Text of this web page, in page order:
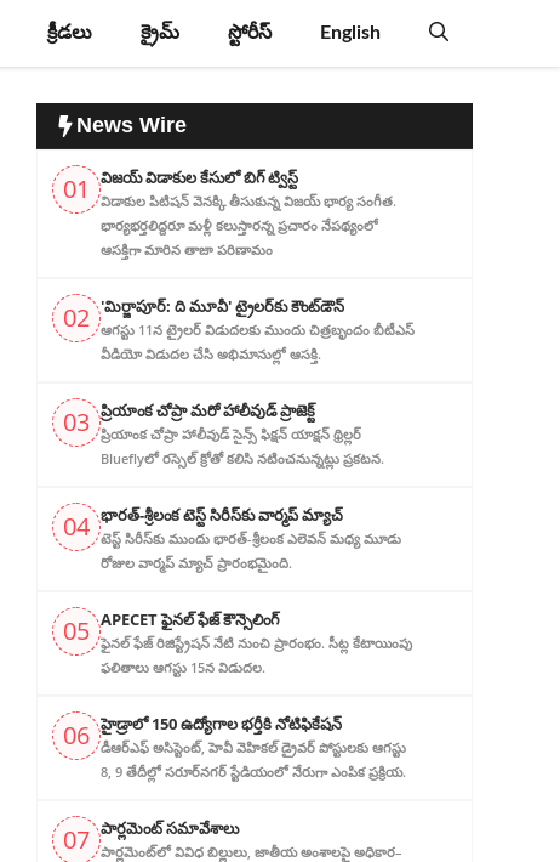
క్రీడలు క్రైమ్ స్టోరీస్ English
News Wire
01 విజ‌య్ విడాకుల కేసులో బిగ్ ట్విస్ట్‌
విడాకుల‌ పిటిషన్ వెన‌క్కి తీసుకున్న విజ‌య్ భార్య‌ సంగీత.
భార్య‌భ‌ర్త‌లిద్ద‌రూ మళ్లీ కలుస్తారన్న ప్రచారం నేపథ్యంలో
ఆస‌క్తిగా మారిన తాజా పరిణామం
02 'మిర్జాపూర్: ది మూవీ' ట్రైలర్‌కు కౌంట్‌డౌన్
ఆగస్టు 11న ట్రైలర్ విడుదలకు ముందు చిత్రబృందం బీటీఎస్
వీడియో విడుదల చేసి అభిమానుల్లో ఆసక్తి.
03 ప్రియాంక చోప్రా మరో హాలీవుడ్ ప్రాజెక్ట్
ప్రియాంక చోప్రా హాలీవుడ్ సైన్స్ ఫిక్షన్ యాక్షన్ థ్రిల్లర్
Blueflyలో రస్సెల్ క్రోతో కలిసి నటించనున్నట్లు ప్రకటన.
04 భారత్-శ్రీలంక టెస్ట్ సిరీస్‌కు వార్మప్ మ్యాచ్
టెస్ట్ సిరీస్‌కు ముందు భారత్-శ్రీలంక ఎలెవన్ మధ్య మూడు
రోజుల వార్మప్ మ్యాచ్ ప్రారంభమైంది.
05 APECET ఫైనల్ ఫేజ్ కౌన్సెలింగ్
ఫైనల్ ఫేజ్ రిజిస్ట్రేషన్ నేటి నుంచి ప్రారంభం. సీట్ల కేటాయింపు
ఫలితాలు ఆగస్టు 15న విడుదల.
06 హైడ్రాలో 150 ఉద్యోగాల భర్తీకి నోటిఫికేషన్
డీఆర్‌ఎఫ్ అసిస్టెంట్, హెవీ వెహికల్ డ్రైవర్ పోస్టులకు ఆగస్టు
8, 9 తేదీల్లో సరూర్‌నగర్ స్టేడియంలో నేరుగా ఎంపిక ప్రక్రియ.
07 పార్లమెంట్ సమావేశాలు
పార్లమెంట్‌లో వివిధ బిల్లులు, జాతీయ అంశాలపై అధికార–